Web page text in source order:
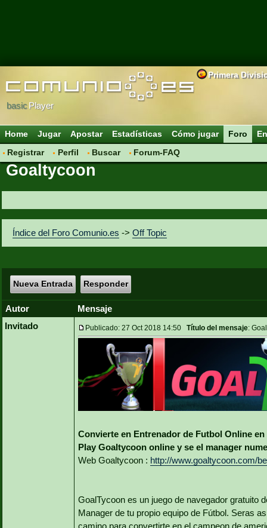
Primera
basicPlayer
Home Jugar Apostar Estadísticas Cómo jugar
Foro
Registrar
Perfil Buscar Forum-FAQ
Goaltycoon
Índice del Foro Comunio.es ->Off Topic
Nueva Entrada Responder
Autor
Mensaje
Invitado
Publicado: 27 Oct 2018 14:50 Título del mensaje:
Convierte en Entrenador de Futbol Online
Play Goaltycoon online y se el manager
Web Goaltycoon : http://www.goaltycoon.com/
GoalTycoon es un juego de navegador gratuito
Manager de tu propio equipo de Fútbol. Seras
camino para convertirte en el campeon de